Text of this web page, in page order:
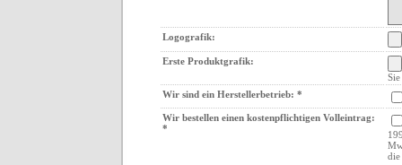
Logografik:
Erste Produktgrafik:
Wir sind ein Herstellerbetrieb: *
Wir bestellen einen kostenpflichtigen Volleintrag:
*
die